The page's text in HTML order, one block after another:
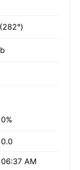
0%
0.0
06:37 AM